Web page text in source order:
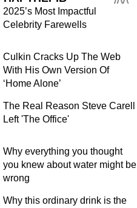
2025’s Most Impactful
Celebrity Farewells
Culkin Cracks Up The Web
With His Own Version Of
‘Home Alone’
The Real Reason Steve Carell
Left 'The Office'
Why everything you thought
you knew about water might be
wrong
Why this ordinary drink is the